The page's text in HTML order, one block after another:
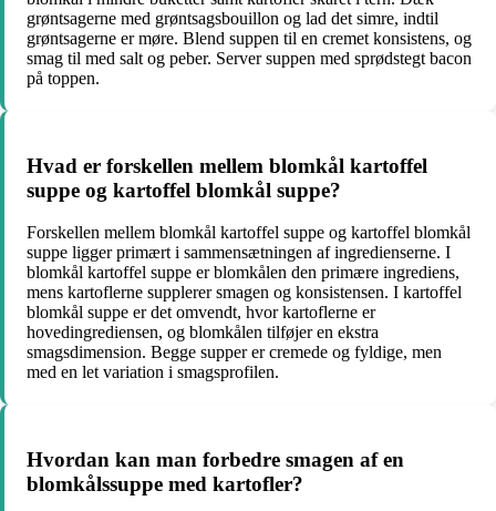
grøntsagerne med grøntsagsbouillon og lad det simre, indtil
grøntsagerne er møre. Blend suppen til en cremet konsistens, og
smag til med salt og peber. Server suppen med sprødstegt bacon
på toppen.
Hvad er forskellen mellem blomkål kartoffel
suppe og kartoffel blomkål suppe?
Forskellen mellem blomkål kartoffel suppe og kartoffel blomkål
suppe ligger primært i sammensætningen af ingredienserne. I
blomkål kartoffel suppe er blomkålen den primære ingrediens,
mens kartoflerne supplerer smagen og konsistensen. I kartoffel
blomkål suppe er det omvendt, hvor kartoflerne er
hovedingrediensen, og blomkålen tilføjer en ekstra
smagsdimension. Begge supper er cremede og fyldige, men
med en let variation i smagsprofilen.
Hvordan kan man forbedre smagen af en
blomkålssuppe med kartofler?